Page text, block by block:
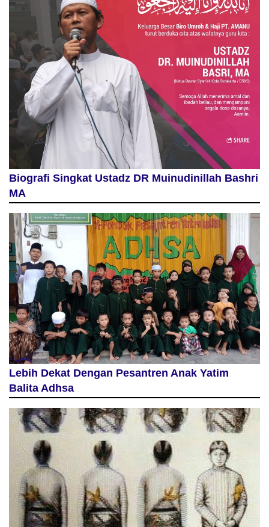
Biografi Singkat Ustadz DR Muinudinillah Bashri
MA
Lebih Dekat Dengan Pesantren Anak Yatim
Balita Adhsa